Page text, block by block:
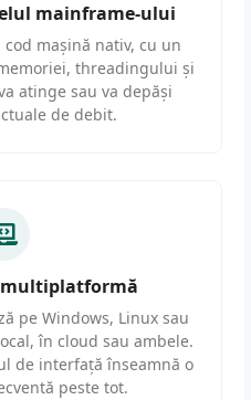
mainframe-ului
cod mașină nativ, cu un
threadingului și
atinge sau va depăși
de debit.
pe Windows, Linux sau
în cloud sau ambele.
de interfață înseamnă o
peste tot.